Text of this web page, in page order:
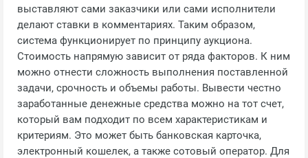
выставляют сами заказчики или сами исполнители
делают ставки в комментариях. Таким образом,
система функционирует по принципу аукциона.
Стоимость напрямую зависит от ряда факторов. К ним
можно отнести сложность выполнения поставленной
задачи, срочность и объемы работы. Вывести честно
заработанные денежные средства можно на тот счет,
который вам подходит по всем характеристикам и
критериям. Это может быть банковская карточка,
электронный кошелек, а также сотовый оператор. Для